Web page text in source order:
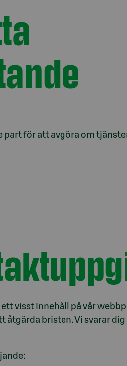
för att avgöra om
visst innehåll på vår
åtgärda bristen. Vi svarar